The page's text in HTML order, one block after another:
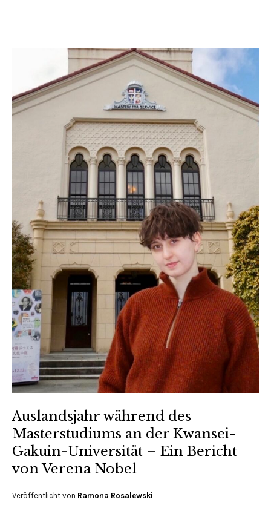
Auslandsjahr während des
Masterstudiums an der Kwansei-
Gakuin-Universität – Ein Bericht
von Verena Nobel
Veröffentlicht von Ramona Rosalewski